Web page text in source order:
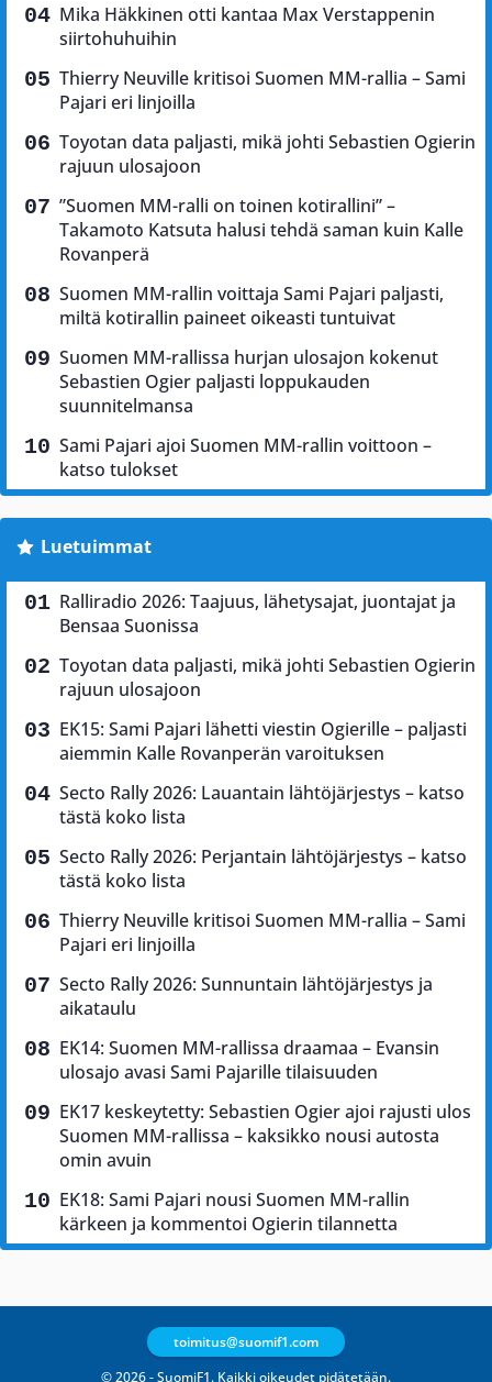
Mika Häkkinen otti kantaa Max Verstappenin
siirtohuhuihin
Thierry Neuville kritisoi Suomen MM-rallia – Sami
Pajari eri linjoilla
Toyotan data paljasti, mikä johti Sebastien Ogierin
rajuun ulosajoon
”Suomen MM-ralli on toinen kotirallini” –
Takamoto Katsuta halusi tehdä saman kuin Kalle
Rovanperä
Suomen MM-rallin voittaja Sami Pajari paljasti,
miltä kotirallin paineet oikeasti tuntuivat
Suomen MM-rallissa hurjan ulosajon kokenut
Sebastien Ogier paljasti loppukauden
suunnitelmansa
Sami Pajari ajoi Suomen MM-rallin voittoon –
katso tulokset
Luetuimmat
Ralliradio 2026: Taajuus, lähetysajat, juontajat ja
Bensaa Suonissa
Toyotan data paljasti, mikä johti Sebastien Ogierin
rajuun ulosajoon
EK15: Sami Pajari lähetti viestin Ogierille – paljasti
aiemmin Kalle Rovanperän varoituksen
Secto Rally 2026: Lauantain lähtöjärjestys – katso
tästä koko lista
Secto Rally 2026: Perjantain lähtöjärjestys – katso
tästä koko lista
Thierry Neuville kritisoi Suomen MM-rallia – Sami
Pajari eri linjoilla
Secto Rally 2026: Sunnuntain lähtöjärjestys ja
aikataulu
EK14: Suomen MM-rallissa draamaa – Evansin
ulosajo avasi Sami Pajarille tilaisuuden
EK17 keskeytetty: Sebastien Ogier ajoi rajusti ulos
Suomen MM-rallissa – kaksikko nousi autosta
omin avuin
EK18: Sami Pajari nousi Suomen MM-rallin
kärkeen ja kommentoi Ogierin tilannetta
© 2026 - SuomiF1. Kaikki oikeudet pidätetään.
toimitus@suomif1.com